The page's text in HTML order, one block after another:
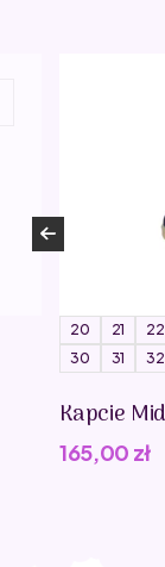
20 21 22
30
31 32
Kapcie
165,00 zł